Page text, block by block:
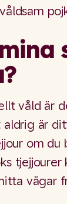
våld är
aldrig är
om
vägar